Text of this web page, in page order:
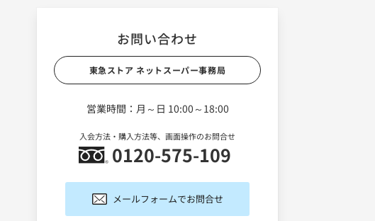
お問い合わせ
東急ストア ネットスーパー事務局
営業時間：月～日 10:00～18:00
入会方法・購入方法等、画面操作のお問合せ
0120-575-109
メールフォームでお問合せ